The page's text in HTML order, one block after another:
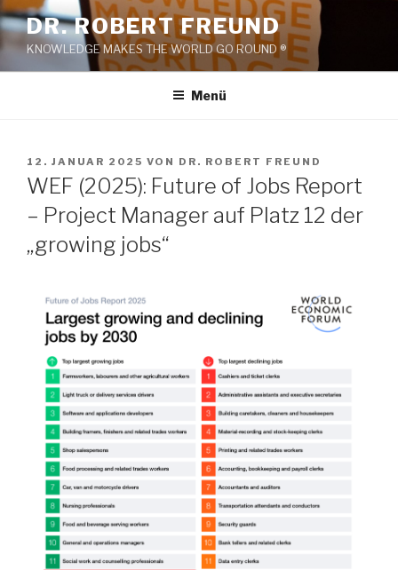
Zum
Inhalt
springen
DR. ROBERT FREUND
KNOWLEDGE MAKES THE WORLD GO ROUND ®
Menü
VERÖFFENTLICHT
AM
12. JANUAR 2025 VON DR. ROBERT FREUND
WEF (2025): Future of Jobs Report
– Project Manager auf Platz 12 der
„growing jobs“